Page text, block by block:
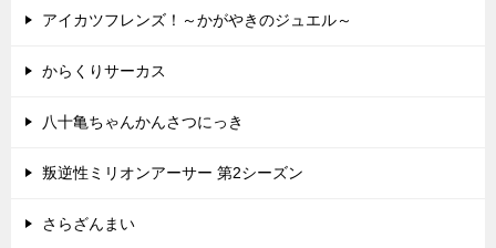
アイカツフレンズ！～かがやきのジュエル～
からくりサーカス
八十亀ちゃんかんさつにっき
叛逆性ミリオンアーサー 第2シーズン
さらざんまい